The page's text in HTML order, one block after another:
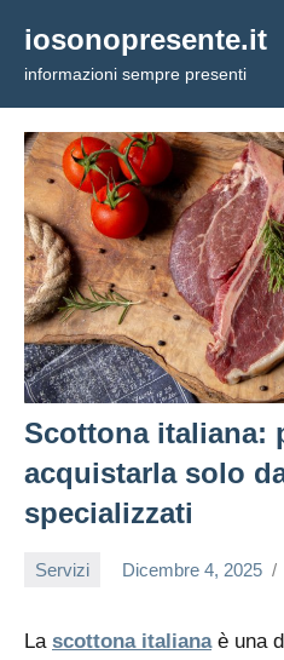
contenuto
iosonopresente.it
informazioni sempre presenti
Scottona italiana:
acquistarla solo
specializzati
Servizi Dicembre 4, 2025
La scottona italianaè una